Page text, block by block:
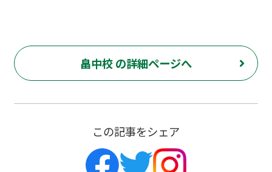
畠中校 の詳細ページへ
この記事をシェア